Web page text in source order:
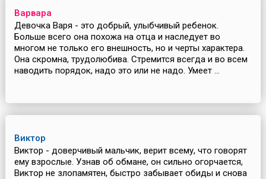
Варвара
Девочка Варя - это добрый, улыбчивый ребенок.
Больше всего она похожа на отца и наследует во
многом не только его внешность, но и черты характера.
Она скромна, трудолюбива. Стремится всегда и во всем
наводить порядок, надо это или не надо. Умеет ...
Виктор
Виктор - доверчивый мальчик, верит всему, что говорят
ему взрослые. Узнав об обмане, он сильно огорчается,
Виктор не злопамятен, быстро забывает обиды и снова